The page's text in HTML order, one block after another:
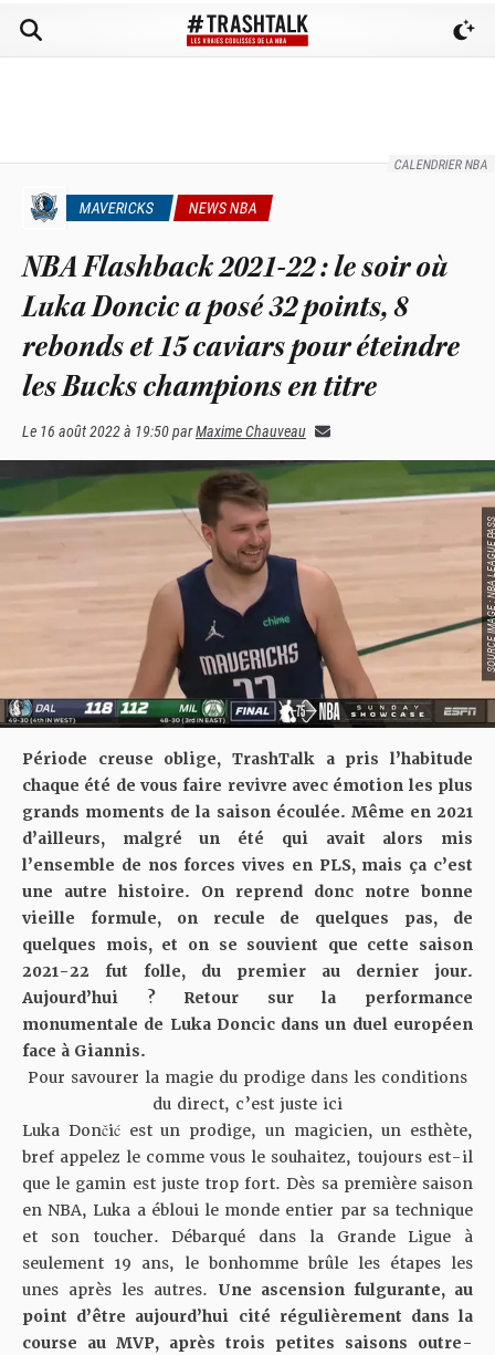
CALENDRIER NBA
MAVERICKS NEWS NBA
NBA Flashback 2021-22 : le soir où
Luka Doncic a posé 32 points, 8
rebonds et 15 caviars pour éteindre
les Bucks champions en titre
Le 16 août 2022 à 19:50parMaxime Chauveau
SOURCE
Période creuse oblige, TrashTalk a pris l’habitude
chaque été de vous faire revivre avec émotion les plus
grands moments de la saison écoulée. Même en 2021
d’ailleurs, malgré un été qui avait alors mis
l’ensemble de nos forces vives en PLS, mais ça c’est
une autre histoire. On reprend donc notre bonne
vieille formule, on recule de quelques pas, de
quelques mois, et on se souvient que cette saison
2021-22 fut folle, du premier au dernier jour.
Aujourd’hui ? Retour sur la performance
monumentale de Luka Doncic dans un duel européen
face à Giannis.
Pour savourer la magie du prodige dans les conditions
du direct, c’est juste ici
Luka Dončić est un prodige, un magicien, un esthète,
bref appelez le comme vous le souhaitez, toujours est-il
que le gamin est juste trop fort. Dès sa première saison
en NBA, Luka a ébloui le monde entier par sa technique
et son toucher. Débarqué dans la Grande Ligue à
seulement 19 ans, le bonhomme brûle les étapes les
unes après les autres. Une ascension fulgurante, au
point d’être aujourd’hui cité régulièrement dans la
course au MVP, après trois petites saisons outre-